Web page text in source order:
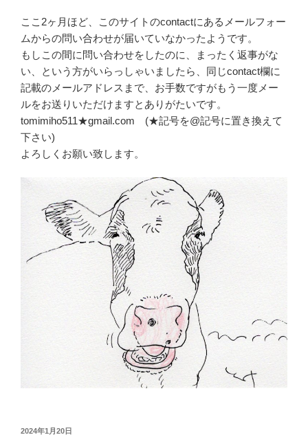
ここ2ヶ月ほど、このサイトのcontactにあるメールフォー
ムからの問い合わせが届いていなかったようです。
もしこの間に問い合わせをしたのに、まったく返事がな
い、という方がいらっしゃいましたら、同じcontact欄に
記載のメールアドレスまで、お手数ですがもう一度メー
ルをお送りいただけますとありがたいです。
tomimiho511★gmail.com (★記号を@記号に置き換えて
下さい)
よろしくお願い致します。
投
2024年1月20日